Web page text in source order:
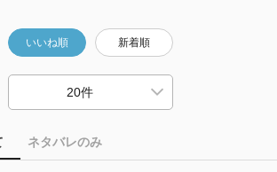
いいね順 新着順
ネタバレのみ